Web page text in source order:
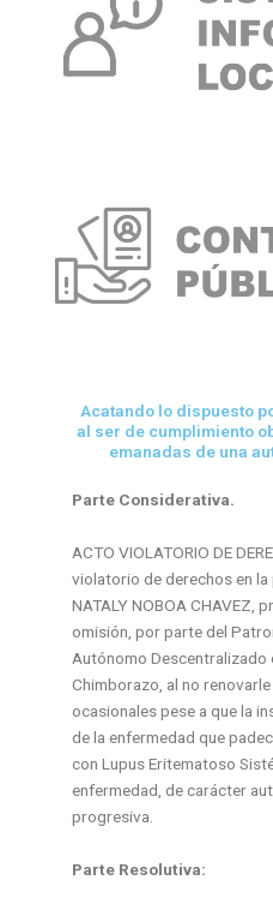
Acatando lo dispuesto
al ser de cumplimiento
emanadas de una
Parte Considerativa.
ACTO VIOLATORIO DE
violatorio de derechos en la
NATALY NOBOA CHAVEZ,
omisión, por parte del
Autónomo Descentralizado
Chimborazo, al no
ocasionales pese a que la
de la enfermedad que
con Lupus Eritematoso
enfermedad, de carácter
progresiva.
Parte Resolutiva: